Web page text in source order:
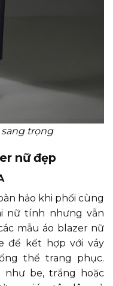
trọng
nữ đẹp
hảo khi phối cùng
nữ tính nhưng vẫn
mẫu áo blazer nữ
để kết hợp với váy
thể trang phục.
be, trắng hoặc